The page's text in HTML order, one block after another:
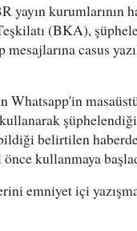
yayın kurumlarının
(BKA),
casus
Whatsapp'in
belirtilen
kullanmaya
emniyet içi